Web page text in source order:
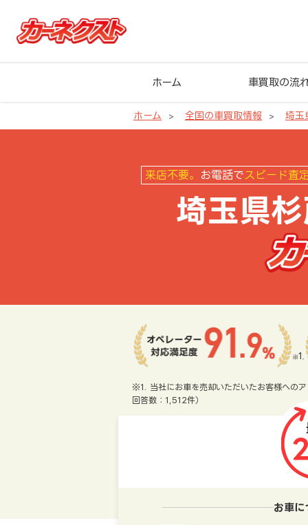
ホーム 車買取の流
ホーム 全国の車買取情報 埼玉
来店不要。 お電話で スピード査
埼玉県
※1. 当社にお車を売却いただいたお客様への
回答数：1,512件）
お車に